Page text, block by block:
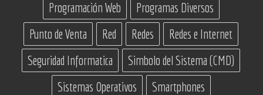
Programación Web
Programas Diversos
Punto de Venta
Red Redes
Redes e Internet
Seguridad Informatica
Simbolo del Sistema (CMD)
Sistemas Operativos
Smartphones